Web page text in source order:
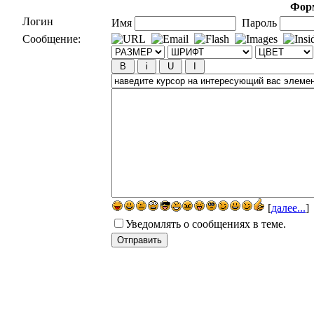
Логин
Имя
Пароль
Сообщение:
[далее...]
Уведомлять о сообщениях в теме.